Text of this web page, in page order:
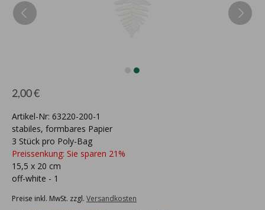
2,00 €
Artikel-Nr: 63220-200-1
stabiles, formbares Papier
3 Stück pro Poly-Bag
Preissenkung: Sie sparen 21%
15,5 x 20 cm
off-white - 1
Preise inkl. MwSt. zzgl. Versandkosten